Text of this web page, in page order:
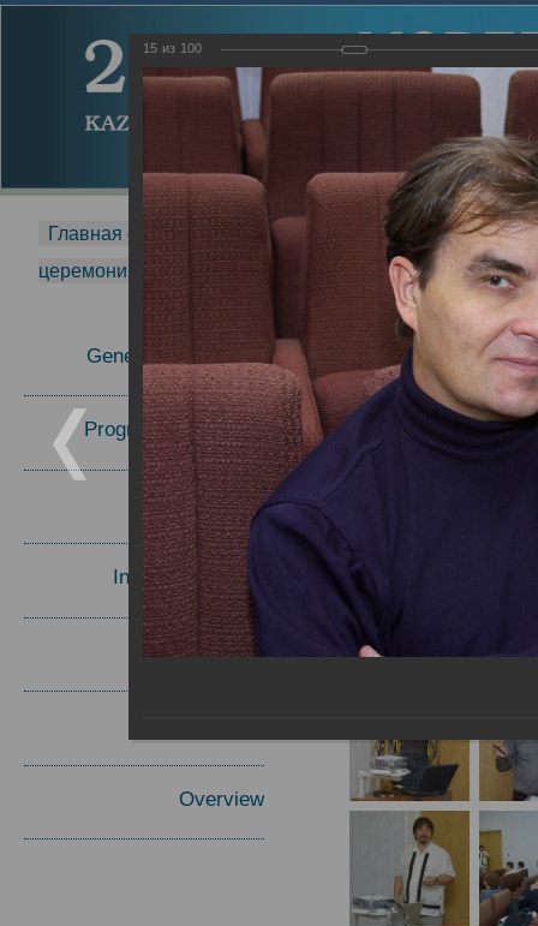
Главная страница MDMR 2014
Международная
церемонии вручения премии Zavoisky Award
2008 г.
General Information
Program Committee
Topics
Invited Speakers
Materials
Overview
Report
2008 г.
15 из 100